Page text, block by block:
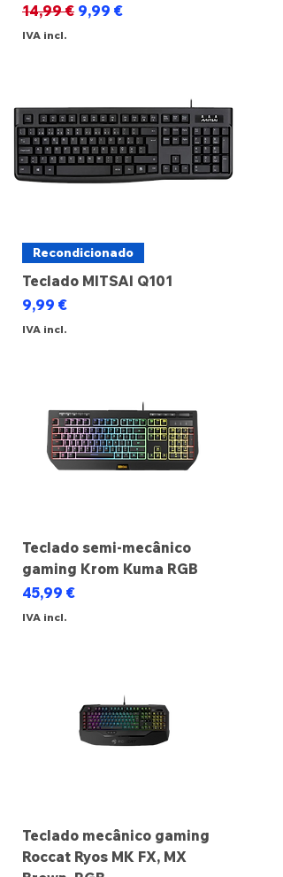
Preço normal
14,99 € Preço promocional
9,99 €
IVA incl.
Recondicionado
Teclado MITSAI Q101
Preço
9,99 €
IVA incl.
Teclado semi-mecânico
gaming Krom Kuma RGB
Preço
45,99 €
IVA incl.
Teclado mecânico gaming
Roccat Ryos MK FX, MX